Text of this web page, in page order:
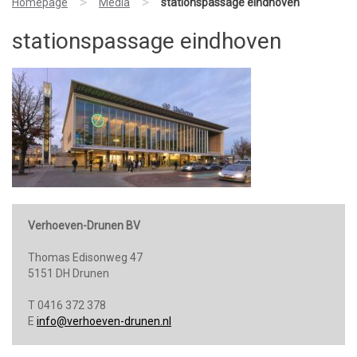
stationspassage eindhoven
Verhoeven-Drunen BV
Thomas Edisonweg 47
5151 DH Drunen
T 0416 372 378
E info@verhoeven-drunen.nl